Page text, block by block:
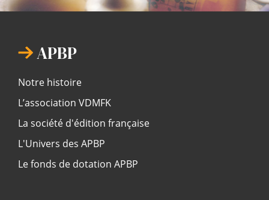
APBP
Notre histoire
L’association VDMFK
La société d'édition française
L'Univers des APBP
Le fonds de dotation APBP